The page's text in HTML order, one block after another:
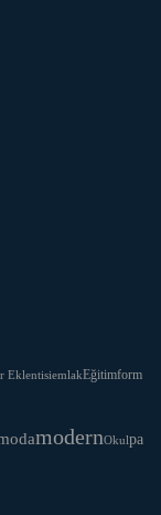
EklentisiemlakEğitimform
modernOkulpa